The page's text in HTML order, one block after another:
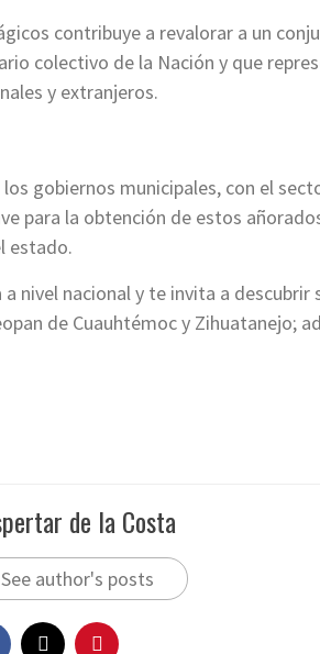
contribuye a revalorar a un
colectivo de la Nación y que
y extranjeros.
gobiernos municipales, con el
para la obtención de estos
estado.
nivel nacional y te invita a
de Cuauhtémoc y Zihuatanejo;
de la Costa
See author's posts